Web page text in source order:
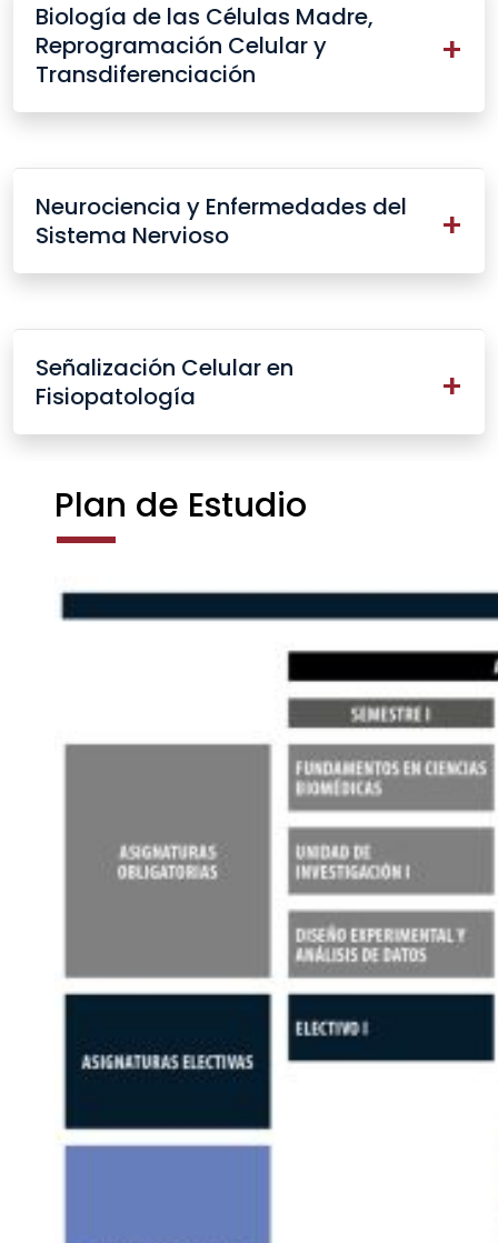
Biología de las Células Madre,
Reprogramación Celular y
Transdiferenciación
Neurociencia y Enfermedades del
Sistema Nervioso
Señalización Celular en
Fisiopatología
Plan de Estudio